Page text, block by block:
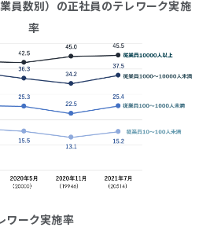
員数別）の正社員のテレワーク実施
率
ーク実施率